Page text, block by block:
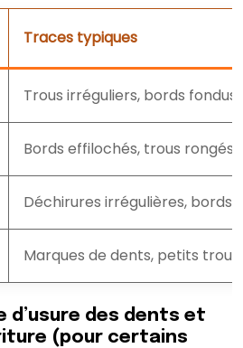
Traces typiques
Trous irréguliers, bords
Bords effilochés, trous
Déchirures irrégulières,
Marques de dents, petits
d’usure des dents et
(pour certains